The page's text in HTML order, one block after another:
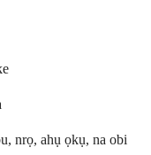
nrọ, ahụ ọkụ, na obi